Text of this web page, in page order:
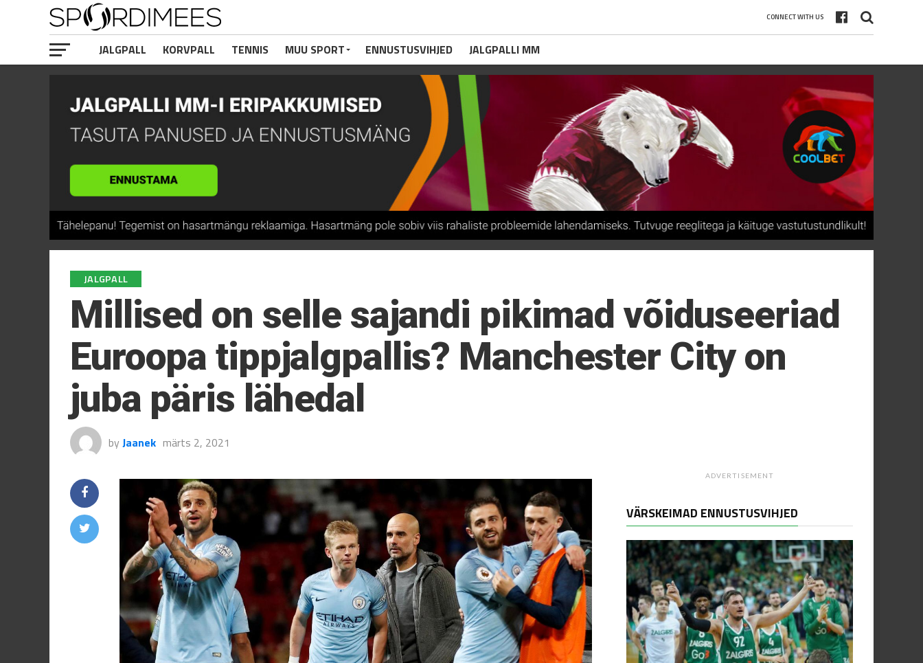
CONNECT WITH US
JALGPALL KORVPALL TENNIS MUU SPORT ENNUSTUSVIHJED JALGPALLI MM
JALGPALL
Millised on selle sajandi pikimad võiduseeriad
Euroopa tippjalgpallis? Manchester City on
juba päris lähedal
by Jaanek märts 2, 2021
ADVERTISEMENT
VÄRSKEIMAD ENNUSTUSVIHJED